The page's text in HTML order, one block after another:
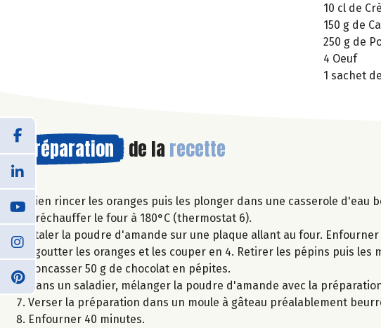
10 cl de
150 g de
250 g de
4 Oeuf
1 sachet
Préparation de la recette
Bien rincer les oranges puis les plonger dans une casserole d'eau
Préchauffer le four à 180°C (thermostat 6).
Etaler la poudre d'amande sur une plaque allant au four.
Egoutter les oranges et les couper en 4. Retirer les pépins puis
Concasser 50 g de chocolat en pépites.
Dans un saladier, mélanger la poudre d'amande avec la
Verser la préparation dans un moule à gâteau préalablement
Enfourner 40 minutes.